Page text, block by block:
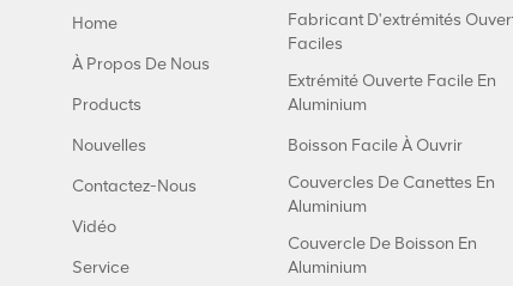
Home
À Propos De Nous
Products
Nouvelles
Contactez-Nous
Vidéo
Service
Fabricant D'extrémités
Faciles
Extrémité Ouverte Facile En
Aluminium
Boisson Facile À Ouvrir
Couvercles De Canettes En
Aluminium
Couvercle De Boisson En
Aluminium